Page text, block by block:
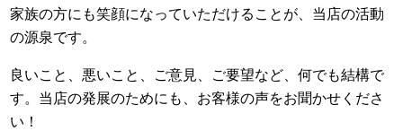
家族の方にも笑顔になっていただけることが、当店の活動
の源泉です。
良いこと、悪いこと、ご意見、ご要望など、何でも結構で
す。当店の発展のためにも、お客様の声をお聞かせくださ
い！